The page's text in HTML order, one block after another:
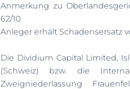
Anmerkung zu
62/10
Anleger erhält Schadensersatz
Die Dividium Capital Limited,
(Schweiz) bzw. die
Zweigniederlassung